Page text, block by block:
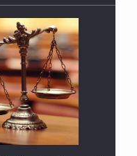
هل يجوز فتح مشروع
المحجبات؟